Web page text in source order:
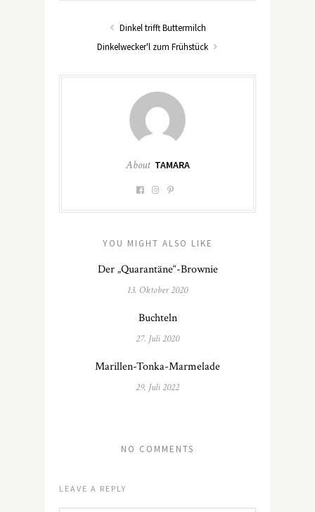
Dinkel trifft Buttermilch
Dinkelwecker'l zum Frühstück
About TAMARA
YOU MIGHT ALSO LIKE
Der „Quarantäne“-Brownie
13. Oktober 2020
Buchteln
27. Juli 2020
Marillen-Tonka-Marmelade
29. Juli 2022
NO COMMENTS
LEAVE A REPLY